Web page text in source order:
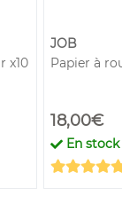
x10
JOB
Papier à
18,00€
En stock